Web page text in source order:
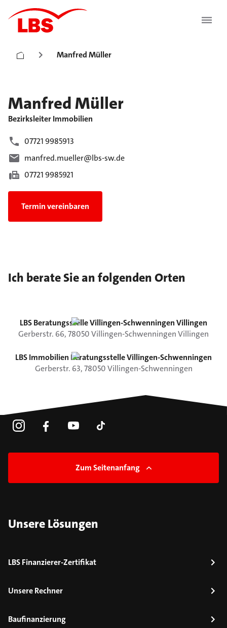
Manfred Müller
ManfredMüller
Bezirksleiter Immobilien
07721 9985913
manfred.mueller@lbs-sw.de
07721 9985921
Termin vereinbaren
Ich berate Sie an folgenden Orten
LBS Beratungsstelle Villingen-Schwenningen Villingen
Gerberstr. 66,78050Villingen-SchwenningenVillingen
LBS Immobilien Beratungsstelle Villingen-Schwenningen
Gerberstr. 63,78050Villingen-Schwenningen
Zum Seitenanfang
Unsere Lösungen
LBS Finanzierer-Zertifikat
Unsere Rechner
Baufinanzierung